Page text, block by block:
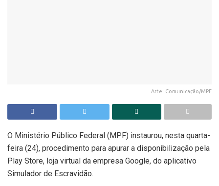
Arte: Comunicação/MPF
O Ministério Público Federal (MPF) instaurou, nesta quarta-
feira (24), procedimento para apurar a disponibilização pela
Play Store, loja virtual da empresa Google, do aplicativo
Simulador de Escravidão.